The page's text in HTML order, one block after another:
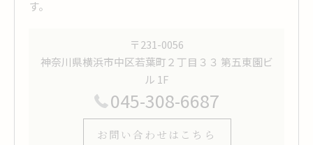
す。
〒231-0056
神奈川県横浜市中区若葉町２丁目３３ 第五東園ビ
ル 1F
045-308-6687
お問い合わせはこちら